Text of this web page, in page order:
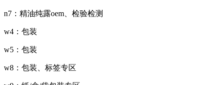
n7：精油纯露oem、检验检测
w4：包装
w5：包装
w8：包装、标签专区